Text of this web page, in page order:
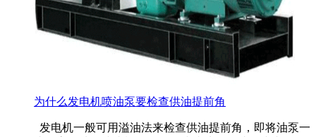
为什么发电机喷油泵要检查供油提前角
发电机一般可用溢油法来检查供油提前角，即将油泵一